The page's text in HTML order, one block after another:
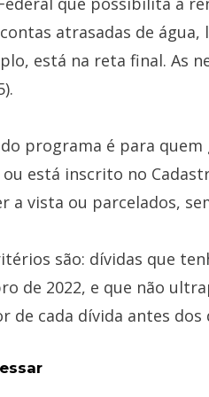
atrasadas de
está na reta final. As
do programa é para
ou está inscrito no
a vista ou parcelados,
são: dívidas que
de 2022, e que não
de cada dívida antes